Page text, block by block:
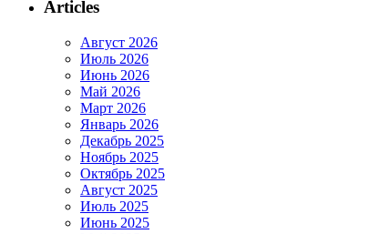
Articles
Август 2026
Июль 2026
Июнь 2026
Май 2026
Март 2026
Январь 2026
Декабрь 2025
Ноябрь 2025
Октябрь 2025
Август 2025
Июль 2025
Июнь 2025